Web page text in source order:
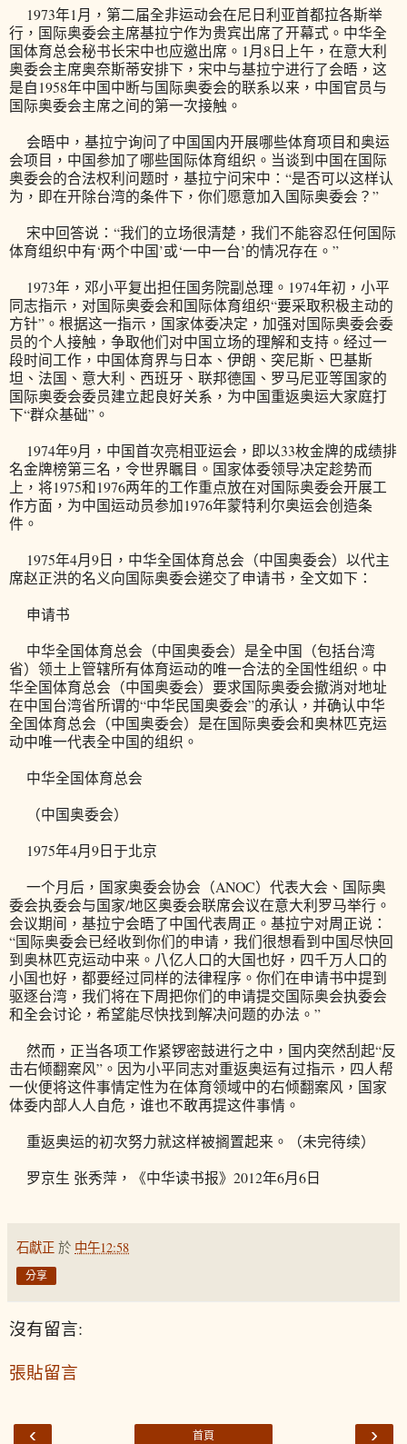
1973年1月，第二届全非运动会在尼日利亚首都拉各斯举
行，国际奥委会主席基拉宁作为贵宾出席了开幕式。中华全
国体育总会秘书长宋中也应邀出席。1月8日上午，在意大利
奥委会主席奥奈斯蒂安排下，宋中与基拉宁进行了会晤，这
是自1958年中国中断与国际奥委会的联系以来，中国官员与
国际奥委会主席之间的第一次接触。
会晤中，基拉宁询问了中国国内开展哪些体育项目和奥运
会项目，中国参加了哪些国际体育组织。当谈到中国在国际
奥委会的合法权利问题时，基拉宁问宋中：“是否可以这样认
为，即在开除台湾的条件下，你们愿意加入国际奥委会？”
宋中回答说：“我们的立场很清楚，我们不能容忍任何国际
体育组织中有‘两个中国’或‘一中一台’的情况存在。”
1973年，邓小平复出担任国务院副总理。1974年初，小平
同志指示，对国际奥委会和国际体育组织“要采取积极主动的
方针”。根据这一指示，国家体委决定，加强对国际奥委会委
员的个人接触，争取他们对中国立场的理解和支持。经过一
段时间工作，中国体育界与日本、伊朗、突尼斯、巴基斯
坦、法国、意大利、西班牙、联邦德国、罗马尼亚等国家的
国际奥委会委员建立起良好关系，为中国重返奥运大家庭打
下“群众基础”。
1974年9月，中国首次亮相亚运会，即以33枚金牌的成绩排
名金牌榜第三名，令世界瞩目。国家体委领导决定趁势而
上，将1975和1976两年的工作重点放在对国际奥委会开展工
作方面，为中国运动员参加1976年蒙特利尔奥运会创造条
件。
1975年4月9日，中华全国体育总会（中国奥委会）以代主
席赵正洪的名义向国际奥委会递交了申请书，全文如下：
申请书
中华全国体育总会（中国奥委会）是全中国（包括台湾
省）领土上管辖所有体育运动的唯一合法的全国性组织。中
华全国体育总会（中国奥委会）要求国际奥委会撤消对地址
在中国台湾省所谓的“中华民国奥委会”的承认，并确认中华
全国体育总会（中国奥委会）是在国际奥委会和奥林匹克运
动中唯一代表全中国的组织。
中华全国体育总会
（中国奥委会）
1975年4月9日于北京
一个月后，国家奥委会协会（ANOC）代表大会、国际奥
委会执委会与国家/地区奥委会联席会议在意大利罗马举行。
会议期间，基拉宁会晤了中国代表周正。基拉宁对周正说：
“国际奥委会已经收到你们的申请，我们很想看到中国尽快回
到奥林匹克运动中来。八亿人口的大国也好，四千万人口的
小国也好，都要经过同样的法律程序。你们在申请书中提到
驱逐台湾，我们将在下周把你们的申请提交国际奥会执委会
和全会讨论，希望能尽快找到解决问题的办法。”
然而，正当各项工作紧锣密鼓进行之中，国内突然刮起“反
击右倾翻案风”。因为小平同志对重返奥运有过指示，四人帮
一伙便将这件事情定性为在体育领域中的右倾翻案风，国家
体委内部人人自危，谁也不敢再提这件事情。
重返奥运的初次努力就这样被搁置起来。（未完待续）
罗京生 张秀萍，《中华读书报》2012年6月6日
石獻正 於 中午12:58
分享
沒有留言:
張貼留言
‹ ›
首頁